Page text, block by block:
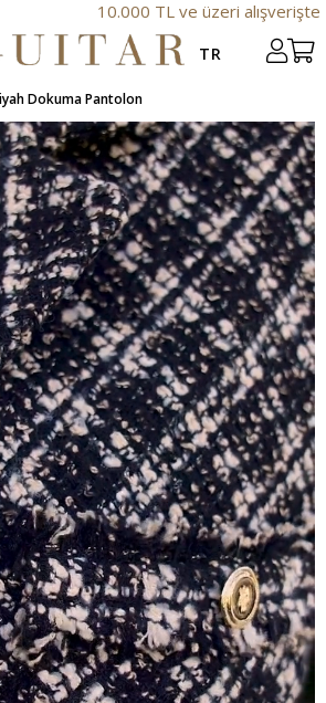
10.000 TL ve üzeri alışverişte Ek %20
Dokuma Pantolon